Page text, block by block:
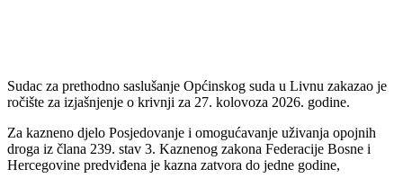
Sudac za prethodno saslušanje Općinskog suda u Livnu zakazao je
ročište za izjašnjenje o krivnji za 27. kolovoza 2026. godine.
Za kazneno djelo Posjedovanje i omogućavanje uživanja opojnih
droga iz člana 239. stav 3. Kaznenog zakona Federacije Bosne i
Hercegovine predviđena je kazna zatvora do jedne godine,